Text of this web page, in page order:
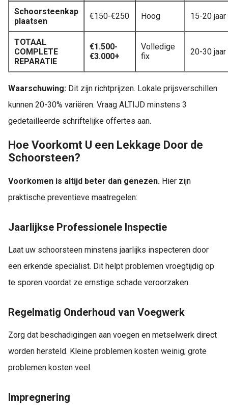
Schoorsteenkap
plaatsen
€150-€250 Hoog 15-20 jaar
TOTAAL
COMPLETE
REPARATIE
€1.500-
€3.000+
Volledige
fix
20-30 jaar
Waarschuwing: Dit zijn richtprijzen. Lokale prijsverschillen
kunnen 20-30% variëren. Vraag ALTIJD minstens 3
gedetailleerde schriftelijke offertes aan.
Hoe Voorkomt U een Lekkage Door de
Schoorsteen?
Voorkomen is altijd beter dan genezen. Hier zijn
praktische preventieve maatregelen:
Jaarlijkse Professionele Inspectie
Laat uw schoorsteen minstens jaarlijks inspecteren door
een erkende specialist. Dit helpt problemen vroegtijdig op
te sporen voordat ze ernstige schade veroorzaken.
Regelmatig Onderhoud van Voegwerk
Zorg dat beschadigingen aan voegen en metselwerk direct
worden hersteld. Kleine problemen kosten weinig; grote
problemen kosten veel.
Impregnering